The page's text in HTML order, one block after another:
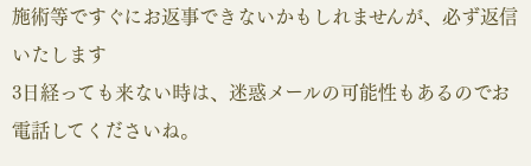
施術等ですぐにお返事できないかもしれませんが、必ず返信
いたします
3日経っても来ない時は、迷惑メールの可能性もあるのでお
電話してくださいね。